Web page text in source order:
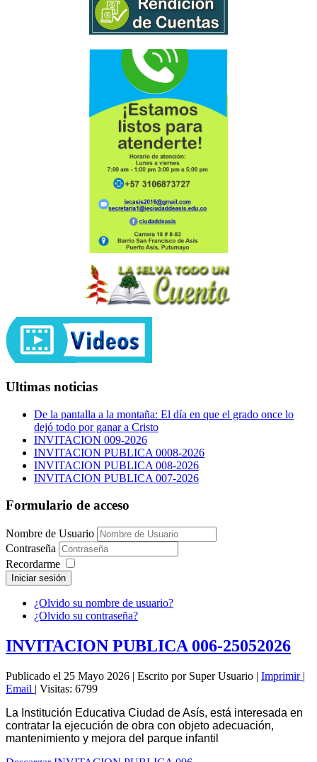
Ultimas noticias
De la pantalla a la montaña: El día en que el grado once lo
dejó todo por ganar a Cristo
INVITACION 009-2026
INVITACION PUBLICA 0008-2026
INVITACION PUBLICA 008-2026
INVITACION PUBLICA 007-2026
Formulario de acceso
Nombre de Usuario
Contraseña
Recordarme
Iniciar sesión
¿Olvido su nombre de usuario?
¿Olvido su contraseña?
INVITACION PUBLICA 006-25052026
Publicado el 25 Mayo 2026 | Escrito por Super Usuario | Imprimir |
Email | Visitas: 6799
La Institución Educativa Ciudad de Asís, está interesada en
contratar la ejecución de obra con objeto adecuación,
mantenimiento y mejora del parque infantil